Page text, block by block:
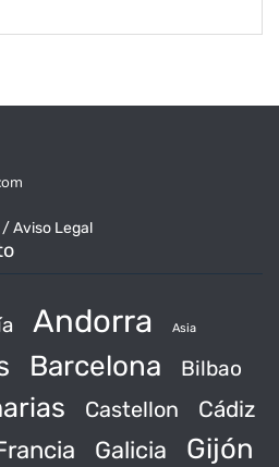
Aviso Legal
Andorra Asia
Barcelona Bilbao
Castellon Cádiz
Galicia Gijón